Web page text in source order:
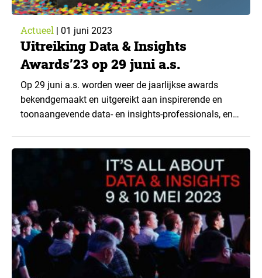
Actueel | 01 juni 2023
Uitreiking Data & Insights
Awards’23 op 29 juni a.s.
Op 29 juni a.s. worden weer de jaarlijkse awards
bekendgemaakt en uitgereikt aan inspirerende en
toonaangevende data- en insights-professionals, en
bijeenkomst in Maarssen. De uitreiking en het
aansluitende feest zijn toegankelijk voor leden en
niet-leden. De awards worden uitgereikt...